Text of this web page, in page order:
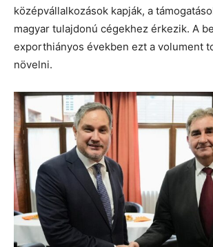
középvállalkozások kapják, a
magyar tulajdonú cégekhez érkezik. A
exporthiányos években ezt a volument
növelni.